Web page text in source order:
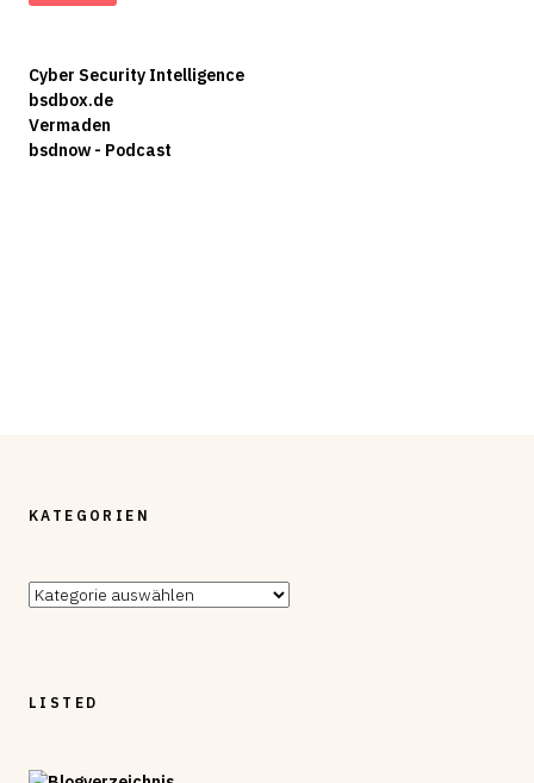
Cyber Security Intelligence
bsdbox.de
Vermaden
bsdnow - Podcast
KATEGORIEN
Kategorien
LISTED